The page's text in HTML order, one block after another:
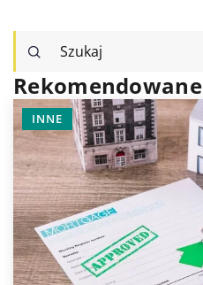
Rekomendowane
INNE